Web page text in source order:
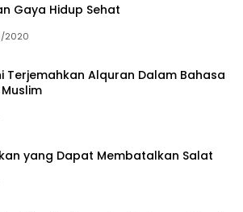
Gaya Hidup Sehat
2020
Terjemahkan Alquran Dalam Bahasa
yang Dapat Membatalkan Salat